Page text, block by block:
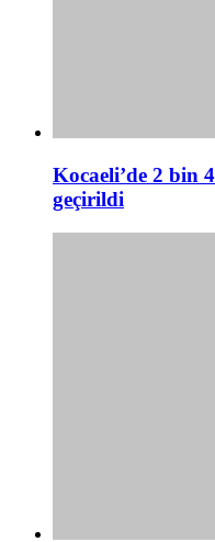
Kocaeli’de 2 bin
geçirildi